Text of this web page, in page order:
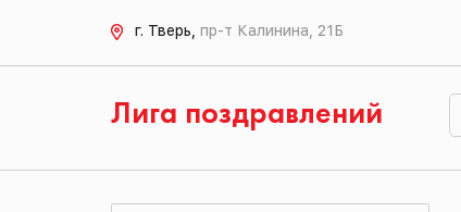
г. Тверь, пр-т Калинина, 21Б
Лига поздравлений